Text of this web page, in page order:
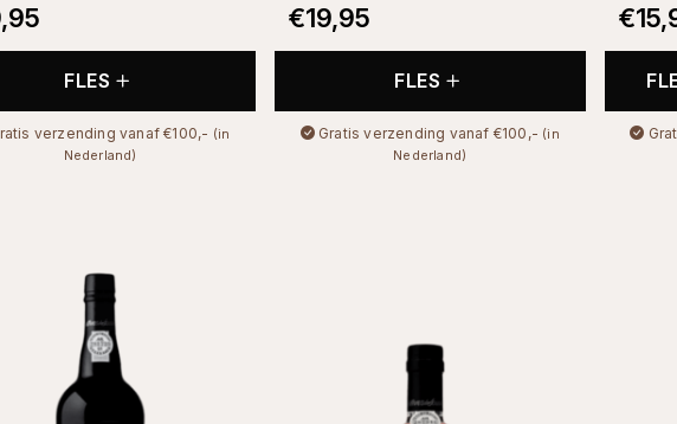
FLES
verzending vanaf €100,- (in
Nederland)
€19,95
FLES
Gratis verzending vanaf €100,- (in
Nederland)
€